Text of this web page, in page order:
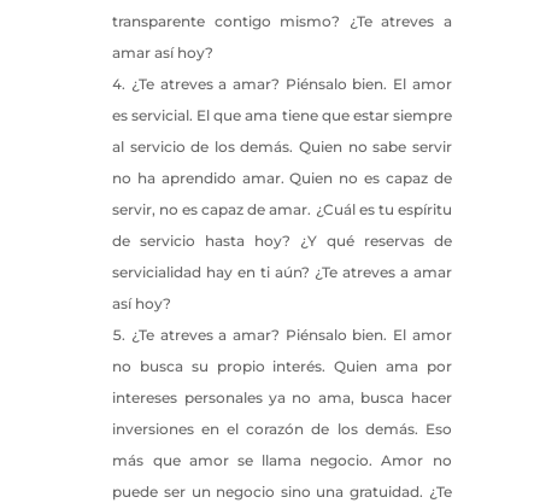
transparente contigo mismo? ¿Te atreves a
amar así hoy?
¿Te atreves a amar? Piénsalo bien. El amor
es servicial. El que ama tiene que estar siempre
al servicio de los demás. Quien no sabe servir
no ha aprendido amar. Quien no es capaz de
servir, no es capaz de amar. ¿Cuál es tu espíritu
de servicio hasta hoy? ¿Y qué reservas de
servicialidad hay en ti aún? ¿Te atreves a amar
así hoy?
¿Te atreves a amar? Piénsalo bien. El amor
no busca su propio interés. Quien ama por
intereses personales ya no ama, busca hacer
inversiones en el corazón de los demás. Eso
más que amor se llama negocio. Amor no
puede ser un negocio sino una gratuidad. ¿Te